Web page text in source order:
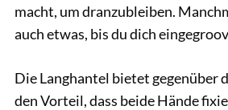
macht, um dranzubleiben.
auch etwas, bis du dich
Die Langhantel bietet gegenüber
den Vorteil, dass beide Hände